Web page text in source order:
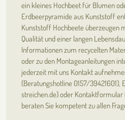
ein kleines Hochbeet für Blumen
Erdbeerpyramide aus Kunststoff
Kunststoff Hochbeete überzeugen
Qualität und einer langen
Informationen zum recycelten
oder zu den Montageanleitungen
jederzeit mit uns Kontakt
(Beratungshotline 0157/
streichen.de) oder
beraten Sie kompetent zu allen